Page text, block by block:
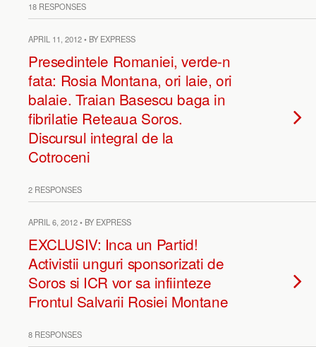
18 RESPONSES
APRIL 11, 2012 • BY EXPRESS
Presedintele Romaniei, verde-n
fata: Rosia Montana, ori laie, ori
balaie. Traian Basescu baga in
fibrilatie Reteaua Soros.
Discursul integral de la
Cotroceni
2 RESPONSES
APRIL 6, 2012 • BY EXPRESS
EXCLUSIV: Inca un Partid!
Activistii unguri sponsorizati de
Soros si ICR vor sa infiinteze
Frontul Salvarii Rosiei Montane
8 RESPONSES